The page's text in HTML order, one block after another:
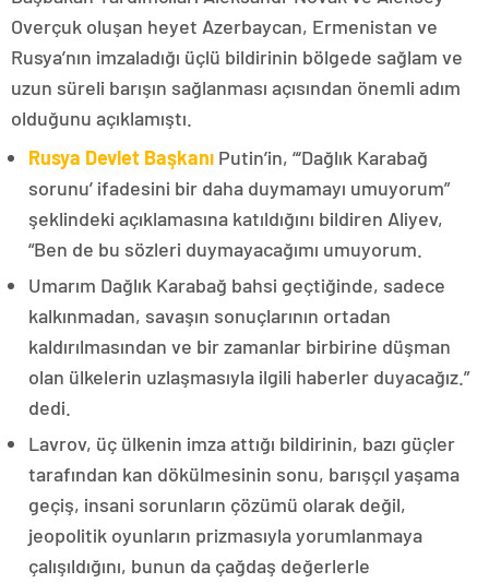
Overçuk oluşan heyet Azerbaycan, Ermenistan ve
Rusya’nın imzaladığı üçlü bildirinin bölgede sağlam ve
uzun süreli barışın sağlanması açısından önemli adım
olduğunu açıklamıştı.
Rusya Devlet Başkanı Putin’in, “‘Dağlık Karabağ
sorunu’ ifadesini bir daha duymamayı umuyorum”
şeklindeki açıklamasına katıldığını bildiren Aliyev,
“Ben de bu sözleri duymayacağımı umuyorum.
Umarım Dağlık Karabağ bahsi geçtiğinde, sadece
kalkınmadan, savaşın sonuçlarının ortadan
kaldırılmasından ve bir zamanlar birbirine düşman
olan ülkelerin uzlaşmasıyla ilgili haberler duyacağız.”
dedi.
Lavrov, üç ülkenin imza attığı bildirinin, bazı güçler
tarafından kan dökülmesinin sonu, barışçıl yaşama
geçiş, insani sorunların çözümü olarak değil,
jeopolitik oyunların prizmasıyla yorumlanmaya
çalışıldığını, bunun da çağdaş değerlerle